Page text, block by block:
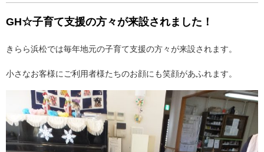
GH☆子育て支援の方々が来設されました！
きらら浜松では毎年地元の子育て支援の方々が来設されます。
小さなお客様にご利用者様たちのお顔にも笑顔があふれます。